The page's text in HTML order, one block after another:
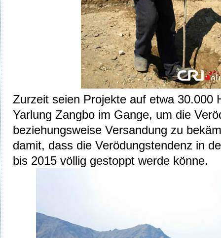
Zurzeit seien Projekte auf etwa 30.000
Yarlung Zangbo im Gange, um die
beziehungsweise Versandung zu
damit, dass die Verödungstendenz in
bis 2015 völlig gestoppt werde könne.